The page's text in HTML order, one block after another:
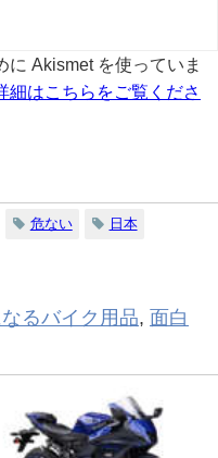
に Akismet を使っていま
細はこちらをご覧くださ
危ない 日本
るバイク用品
面白